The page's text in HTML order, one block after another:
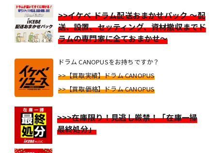
>>イケベ ドラム配送おまかせパック ～配
送、設置、セッティング、資材撤収までド
ラムの専門家に全ておまかせ～
ドラム CANOPUSをお持ちですか？
>>【買取実績】ドラム CANOPUS
>>【買取価格】ドラム CANOPUS
>>>在庫限り！見逃し厳禁！「在庫一掃
最終処分」